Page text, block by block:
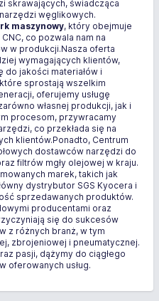
skrawających, świadcząca
węglikowych.
maszynowy, który obejmuje
co pozwala nam na
w produkcji.Nasza oferta
wymagających klientów,
do jakości materiałów i
sprostają wszelkim
oferujemy usługę
własnej produkcji, jak i
procesom, przywracamy
co przekłada się na
klientów.Ponadto, Centrum
dostawców narzędzi do
filtrów mgły olejowej w kraju.
marek, takich jak
dystrybutor SGS Kyocera i
sprzedawanych produktów.
producentami oraz
się do sukcesów
z różnych branż, w tym
zbrojeniowej i pneumatycznej.
pasji, dążymy do ciągłego
oferowanych usług.